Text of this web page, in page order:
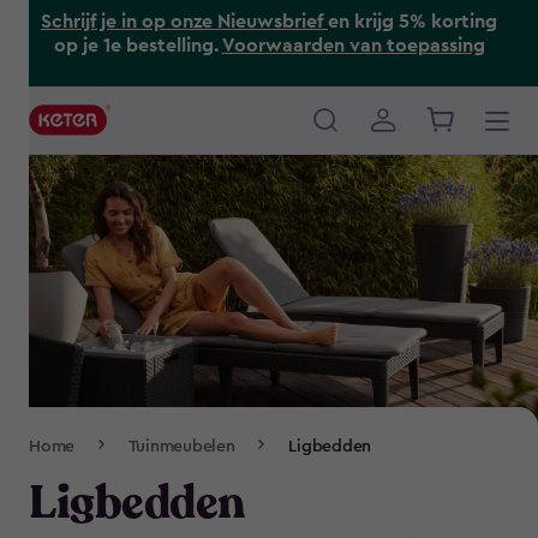
Schrijf je in op onze Nieuwsbriefen krijg 5% korting
op je 1e bestelling.Voorwaarden van toepassing
Main
navigation
Navigation
Home Tuinmeubelen Ligbedden
Ligbedden